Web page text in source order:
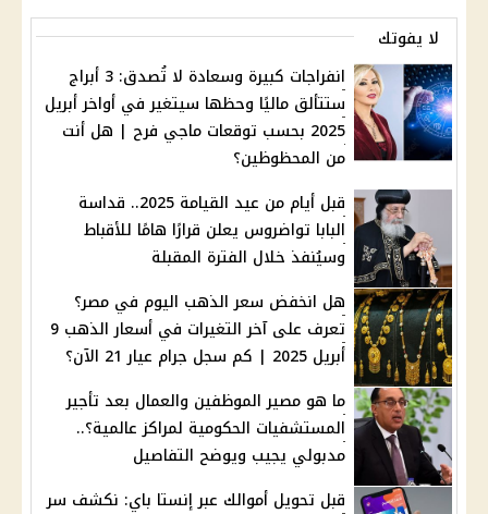
لا يفوتك
انفراجات كبيرة وسعادة لا تُصدق: 3 أبراج
ستتألق ماليًا وحظها سيتغير في أواخر أبريل
2025 بحسب توقعات ماجي فرح | هل أنت
من المحظوظين؟
قبل أيام من عيد القيامة 2025.. قداسة
البابا تواضروس يعلن قرارًا هامًا للأقباط
وسيُنفذ خلال الفترة المقبلة
هل انخفض سعر الذهب اليوم في مصر؟
تعرف على آخر التغيرات في أسعار الذهب 9
أبريل 2025 | كم سجل جرام عيار 21 الآن؟
ما هو مصير الموظفين والعمال بعد تأجير
المستشفيات الحكومية لمراكز عالمية؟..
مدبولي يجيب ويوضح التفاصيل
قبل تحويل أموالك عبر إنستا باي: نكشف سر